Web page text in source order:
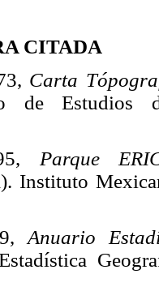
CITADA
Carta
de Estudios
Parque
Instituto
Anuario